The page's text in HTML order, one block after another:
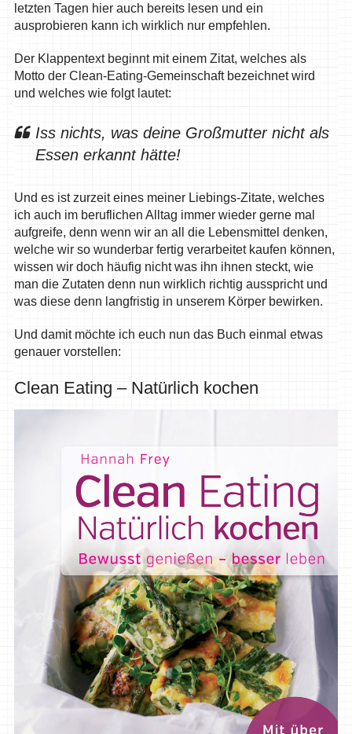
letzten Tagen hier auch bereits lesen und ein
ausprobieren kann ich wirklich nur empfehlen.
Der Klappentext beginnt mit einem Zitat, welches als
Motto der Clean-Eating-Gemeinschaft bezeichnet wird
und welches wie folgt lautet:
Iss nichts, was deine Großmutter nicht als
Essen erkannt hätte!
Und es ist zurzeit eines meiner Liebings-Zitate, welches
ich auch im beruflichen Alltag immer wieder gerne mal
aufgreife, denn wenn wir an all die Lebensmittel denken,
welche wir so wunderbar fertig verarbeitet kaufen können,
wissen wir doch häufig nicht was ihn ihnen steckt, wie
man die Zutaten denn nun wirklich richtig ausspricht und
was diese denn langfristig in unserem Körper bewirken.
Und damit möchte ich euch nun das Buch einmal etwas
genauer vorstellen:
Clean Eating – Natürlich kochen